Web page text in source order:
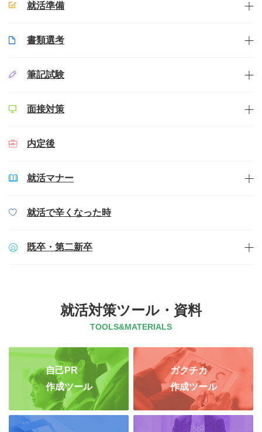
就活準備
書類選考
筆記試験
面接対策
内定後
就活マナー
就活で辛くなった時
既卒・第二新卒
就活対策ツール・資料
TOOLS&MATERIALS
自己PR
作成ツール
ガクチカ
作成ツール